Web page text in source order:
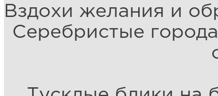
Вздохи желания и
Серебристые